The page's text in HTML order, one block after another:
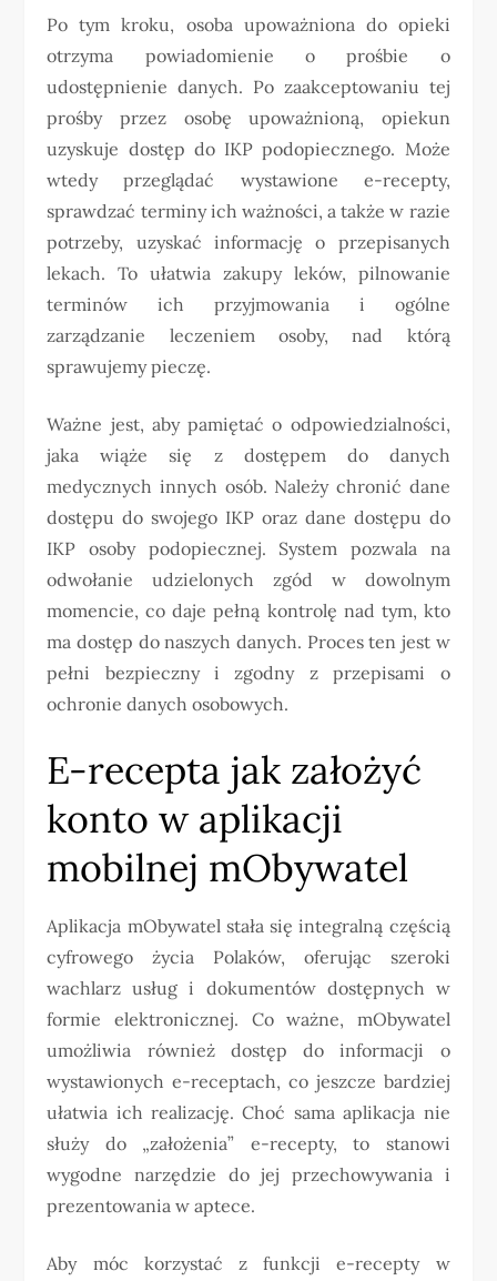
Po tym kroku, osoba upoważniona do opieki
otrzyma powiadomienie o prośbie o
udostępnienie danych. Po zaakceptowaniu tej
prośby przez osobę upoważnioną, opiekun
uzyskuje dostęp do IKP podopiecznego. Może
wtedy przeglądać wystawione e-recepty,
sprawdzać terminy ich ważności, a także w razie
potrzeby, uzyskać informację o przepisanych
lekach. To ułatwia zakupy leków, pilnowanie
terminów ich przyjmowania i ogólne
zarządzanie leczeniem osoby, nad którą
sprawujemy pieczę.
Ważne jest, aby pamiętać o odpowiedzialności,
jaka wiąże się z dostępem do danych
medycznych innych osób. Należy chronić dane
dostępu do swojego IKP oraz dane dostępu do
IKP osoby podopiecznej. System pozwala na
odwołanie udzielonych zgód w dowolnym
momencie, co daje pełną kontrolę nad tym, kto
ma dostęp do naszych danych. Proces ten jest w
pełni bezpieczny i zgodny z przepisami o
ochronie danych osobowych.
E-recepta jak założyć
konto w aplikacji
mobilnej mObywatel
Aplikacja mObywatel stała się integralną częścią
cyfrowego życia Polaków, oferując szeroki
wachlarz usług i dokumentów dostępnych w
formie elektronicznej. Co ważne, mObywatel
umożliwia również dostęp do informacji o
wystawionych e-receptach, co jeszcze bardziej
ułatwia ich realizację. Choć sama aplikacja nie
służy do „założenia” e-recepty, to stanowi
wygodne narzędzie do jej przechowywania i
prezentowania w aptece.
Aby móc korzystać z funkcji e-recepty w